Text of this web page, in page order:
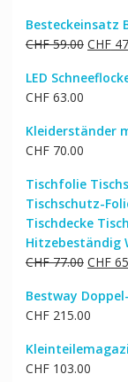
war:
CHF
Besteckeinsatz
CHF59.00
war:
CHF
LED
CHF63.00
Kleiderständer
CHF70.00
Tischfolie
Tischschutz-
Tischdecke
Hitzebeständig
CHF77.00
war:
CHF
CHF
Bestway
CHF215.00
CHF103.00